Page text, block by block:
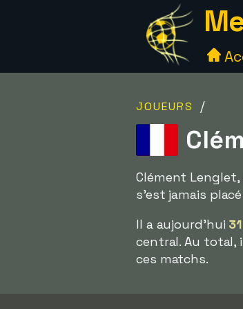
JOUEURS /
Clément
s'est jamais
Il a aujourd'hui
central. Au total,
ces matchs.